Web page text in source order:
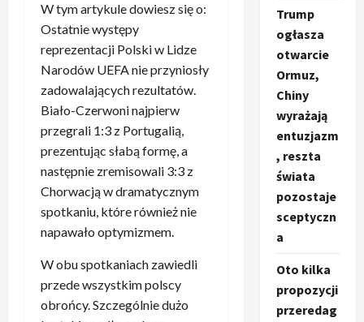
W tym artykule dowiesz się o:
Ostatnie występy
reprezentacji Polski w Lidze
Narodów UEFA nie przyniosły
zadowalających rezultatów.
Biało-Czerwoni najpierw
przegrali 1:3 z Portugalią,
prezentując słabą formę, a
następnie zremisowali 3:3 z
Chorwacją w dramatycznym
spotkaniu, które również nie
napawało optymizmem.
W obu spotkaniach zawiedli
przede wszystkim polscy
obrońcy. Szczególnie dużo
Trump
ogłasza
otwarcie
Ormuz,
Chiny
wyrażają
entuzjazm
, reszta
świata
pozostaje
sceptyczn
a
Oto kilka
propozycji
przeredag